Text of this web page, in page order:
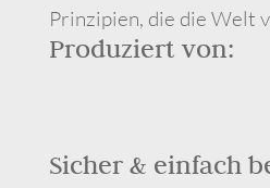
Prinzipien, die die Welt
Produziert von:
Sicher & einfach